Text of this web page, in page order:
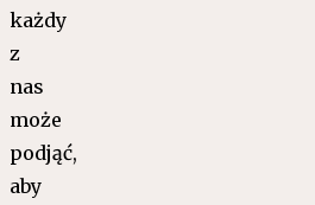
każdy
z
nas
może
podjąć,
aby